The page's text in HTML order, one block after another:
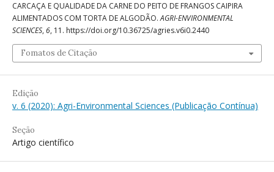
CARCAÇA E QUALIDADE DA CARNE DO PEITO DE FRANGOS CAIPIRA
ALIMENTADOS COM TORTA DE ALGODÃO.AGRI-ENVIRONMENTAL
SCIENCES, 6, 11. https://doi.org/10.36725/agries.v6i0.2440
Fomatos de Citação
Edição
v. 6 (2020): Agri-Environmental Sciences (Publicação Contínua)
Seção
Artigo científico